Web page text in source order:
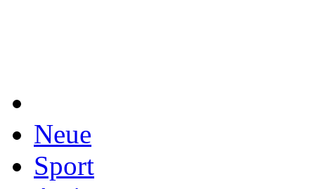
Neue
Sport